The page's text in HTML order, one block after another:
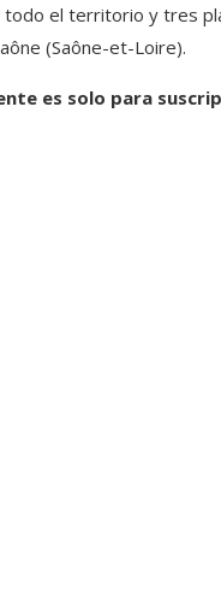
todo el territorio y tres
(Saône-et-Loire).
es solo para